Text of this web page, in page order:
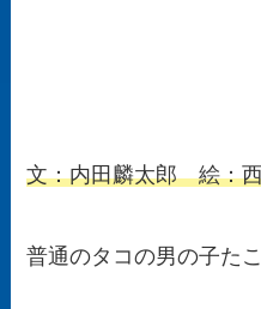
文：内田麟太郎 絵：
普通のタコの男の子た